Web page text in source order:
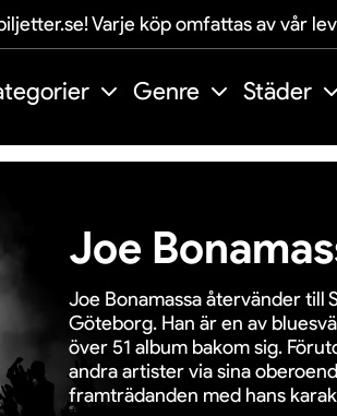
Varje köp omfattas av vår
Genre Städer
Joe
Joe Bonamassa återvänder till
Göteborg. Han är en av
över 51 album bakom sig.
andra artister via sina
framträdanden med hans